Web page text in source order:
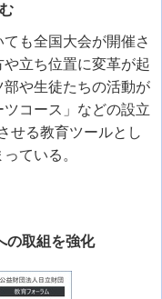
も全国大会が開催さ
や立ち位置に変革が起
部や生徒たちの活動が
ツコース」などの設立
せる教育ツールとし
ている。
の取組を強化